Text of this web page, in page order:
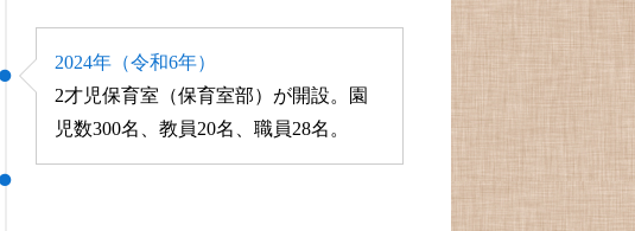
2024年（令和6年）
2才児保育室（保育室部）が開設。園
児数300名、教員20名、職員28名。